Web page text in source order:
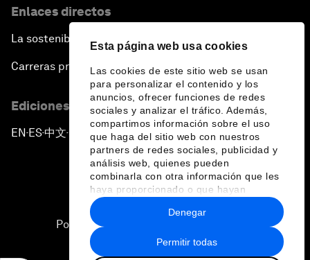
Esta página web usa cookies
Las cookies de este sitio web se usan
para personalizar el contenido y los
anuncios, ofrecer funciones de redes
sociales y analizar el tráfico. Además,
compartimos información sobre el uso
que haga del sitio web con nuestros
partners de redes sociales, publicidad y
análisis web, quienes pueden
combinarla con otra información que les
haya proporcionado o que hayan
recopilado a partir del uso que haya
hecho de sus servicios.
Permitir todas
Denegar
Enlaces directos
La sostenibilidad en el Foro
Carreras profesionales
Ediciones en otros idiomas
EN ▪ES▪中文▪ 日本語
Política de privacidad y normas de uso
Sitemap